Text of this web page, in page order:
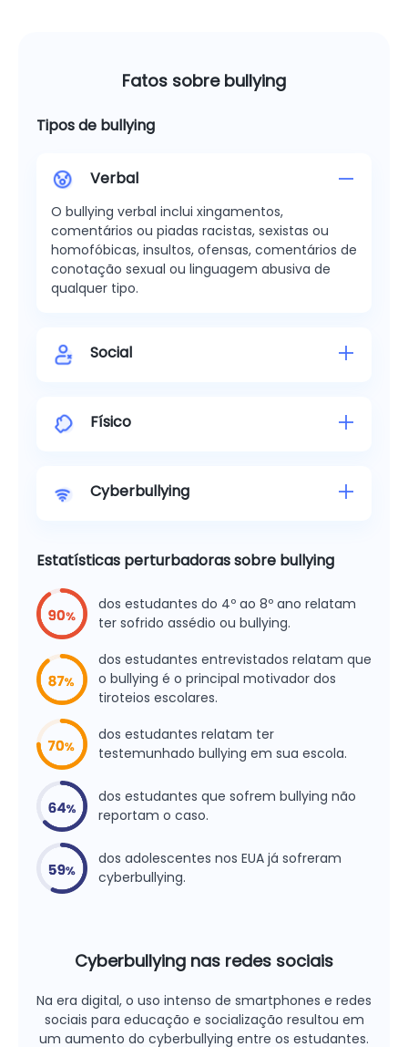
Fatos sobre bullying
Tipos de bullying
Verbal
O bullying verbal inclui xingamentos,
comentários ou piadas racistas, sexistas ou
homofóbicas, insultos, ofensas, comentários de
conotação sexual ou linguagem abusiva de
qualquer tipo.
Social
Físico
Cyberbullying
Estatísticas perturbadoras sobre bullying
dos estudantes do 4º ao 8º ano relatam
ter sofrido assédio ou bullying.
dos estudantes entrevistados relatam que
o bullying é o principal motivador dos
tiroteios escolares.
dos estudantes relatam ter
testemunhado bullying em sua escola.
dos estudantes que sofrem bullying não
reportam o caso.
dos adolescentes nos EUA já sofreram
cyberbullying.
Cyberbullying nas redes sociais
Na era digital, o uso intenso de smartphones e redes
sociais para educação e socialização resultou em
um aumento do cyberbullying entre os estudantes.